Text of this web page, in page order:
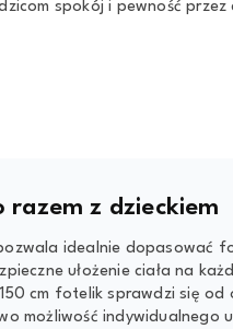
spokój i pewność przez
razem z dzieckiem
idealnie dopasować
ułożenie ciała na
cm fotelik sprawdzi się od
możliwość indywidualnego